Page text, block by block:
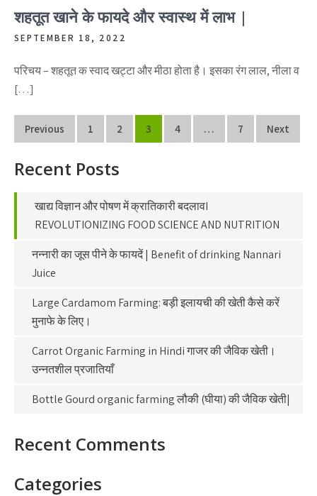
शहतूत खाने के फायदे और स्वास्थ में लाभ |
SEPTEMBER 18, 2022
परिचय – शहतूत क स्वाद खट्टा और मीठा होता है। इसका रंग लाल, नीला व
[…]
Posts
navigation
Previous 1 2 3 4 … 7 Next
Recent Posts
खाद्य विज्ञान और पोषण में क्रातिकारी बदलावI
REVOLUTIONIZING FOOD SCIENCE AND NUTRITION
नन्नारी का जूस पीने के फायदें | Benefit of drinking Nannari
Juice
Large Cardamom Farming: बड़ी इलायची की खेती कैसे करें
मुनाफे के लिए।
Carrot Organic Farming in Hindi गाजर की जैविक खेती।
उन्नतशील प्रजातियाँ
Bottle Gourd organic farming लौकी (घीया) की जैविक खेती|
Recent Comments
Categories